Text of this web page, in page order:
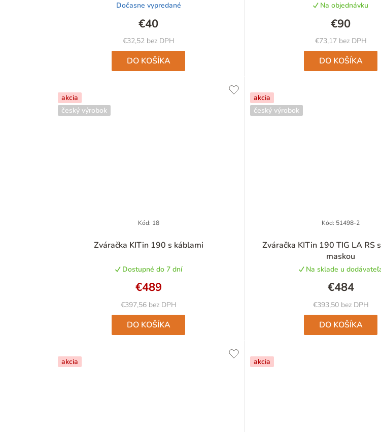
je
4,9
z
5
hviezdičiek.
Dočasne vypredané
€32,52 bez DPH
€40
DO KOŠÍKA
je
5,0
z
5
hviezdičiek.
Na objednávku
€73,17 bez DPH
€90
DO KOŠÍKA
akcia
český výrobok
Zváračka KITin 190 s káblami
hodnotenie
je
5,0
z
5
hviezdičiek.
Dostupné do 7 dní
€397,56 bez DPH
€489
DO KOŠÍKA
Kód: 18
akcia
český výrobok
Zváračka KITin 190 TIG LA RS
maskou
Na sklade u
€393,50 bez DPH
€484
DO KOŠÍKA
Kód: 51498-2
akcia akcia